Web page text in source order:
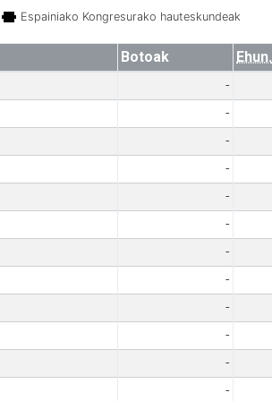
Espainiako Kongresurako hauteskundeak
Botoak Ehun.
-
-
-
-
-
-
-
-
-
-
-
-